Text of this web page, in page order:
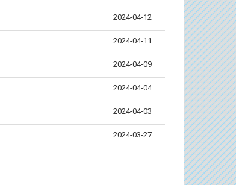
2024-04-12
2024-04-11
2024-04-09
2024-04-04
2024-04-03
2024-03-27